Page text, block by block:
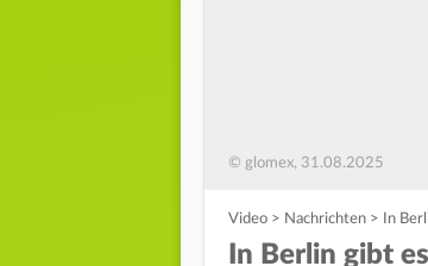
© glomex, 31.08.2025
Video > Nachrichten > In
In Berlin gibt